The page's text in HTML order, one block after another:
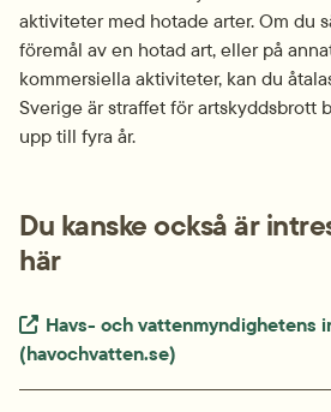
aktiviteter med hotade arter. Om du
föremål av en hotad art, eller på
kommersiella aktiviteter, kan du
Sverige är straffet för artskydds­brott
upp till fyra år.
Du kanske också är
här
Extern länk.
Havs- och vattenmyndighetens
(havochvatten.se)